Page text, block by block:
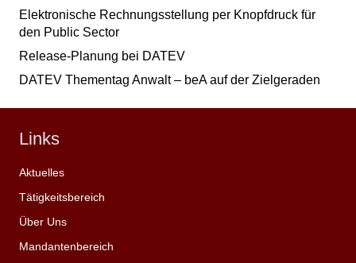
Elektronische Rechnungsstellung per Knopfdruck für
den Public Sector
Release-Planung bei DATEV
DATEV Thementag Anwalt – beA auf der Zielgeraden
Links
Aktuelles
Tätigkeitsbereich
Über Uns
Mandantenbereich